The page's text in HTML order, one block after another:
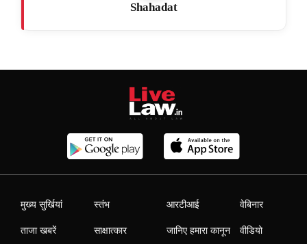
Shahadat
मुख्य सुर्खियां
ताजा खबरें
स्तंभ
साक्षात्कार
आरटीआई
जानिए हमारा कानून
वेबिनार
वीडियो